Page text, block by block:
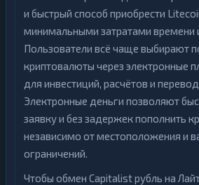
и быстрый способ приобрести
минимальными затратами времени
Пользователи всё чаще выбирают
криптовалюты через электронные
для инвестиций, расчётов и
Электронные деньги позволяют
заявку и без задержек пополнить
независимо от местоположения и
ограничений.
Чтобы обмен Capitalist рубль на